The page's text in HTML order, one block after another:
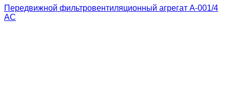
Передвижной фильтровентиляционный агрегат А-001/4
АС